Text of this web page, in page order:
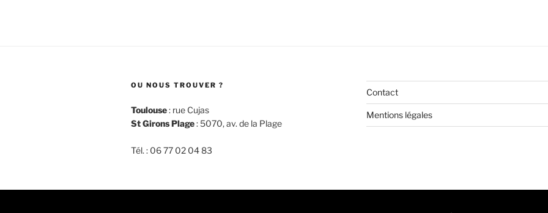
OU NOUS TROUVER ?
Toulouse: rue Cujas
St Girons Plage: 5070, av. de la Plage
Tél. : 06 77 02 04 83
Contact
Mentions légales